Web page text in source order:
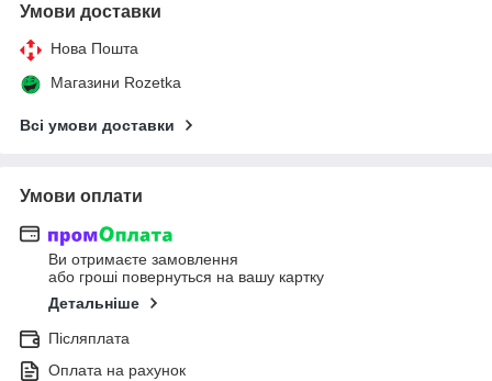
Умови доставки
Нова Пошта
Магазини Rozetka
Всі умови доставки
Умови оплати
Ви отримаєте замовлення
або гроші повернуться на вашу картку
Детальніше
Післяплата
Оплата на рахунок